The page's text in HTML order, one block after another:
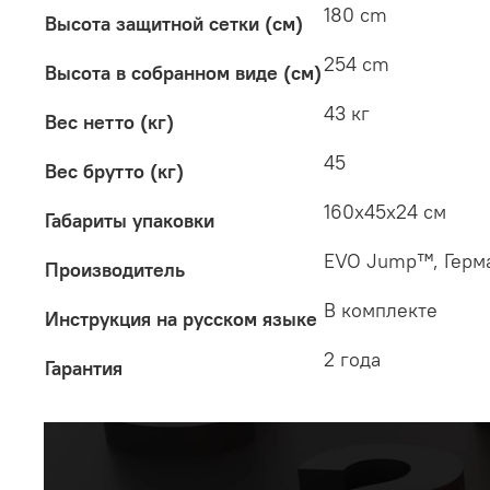
Высота защитной сетки (см) 180 cm
Высота в собранном виде (см)254 cm
Вес нетто (кг) 43 кг
Вес брутто (кг) 45
Габариты упаковки 160x45x24 см
Производитель EVO Jump™,
Инструкция на русском языке В комплекте
Гарантия 2 года